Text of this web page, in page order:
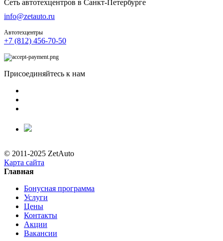
Сеть автотехцентров в Санкт-Петербурге
info@zetauto.ru
Автотехцентры
+7 (812) 456-70-50
Присоединяйтесь к нам
© 2011-2025 ZetAuto
Карта сайта
Главная
Бонусная программа
Услуги
Цены
Контакты
Акции
Вакансии